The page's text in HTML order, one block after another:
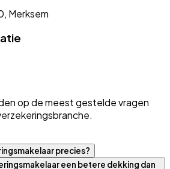
Merksem
op de meest gestelde vragen
precies?
een betere dekking dan